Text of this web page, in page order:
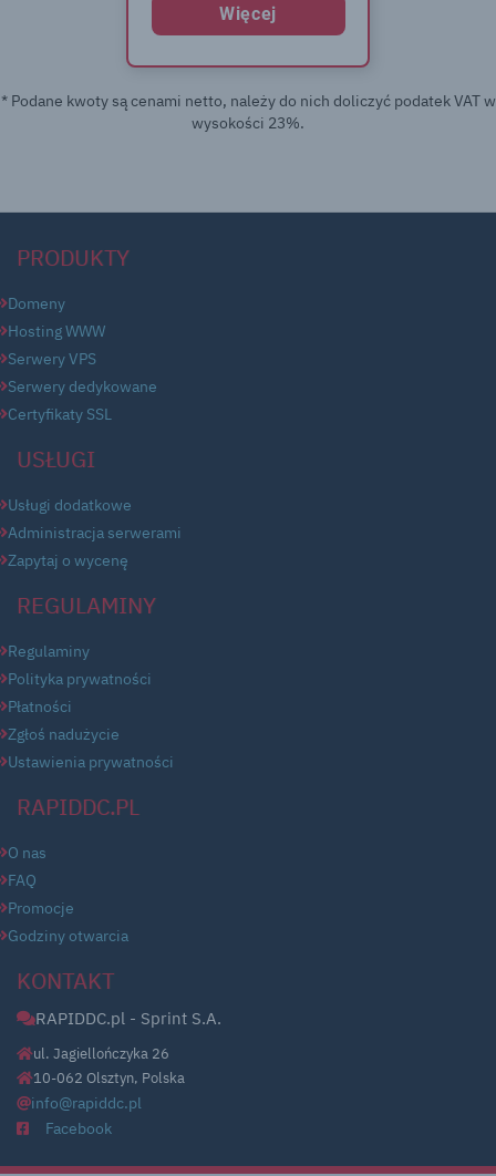
Więcej
* Podane kwoty są cenami netto, należy do nich doliczyć podatek VAT w
wysokości 23%.
PRODUKTY
Domeny
Hosting WWW
Serwery VPS
Serwery dedykowane
Certyfikaty SSL
USŁUGI
Usługi dodatkowe
Administracja serwerami
Zapytaj o wycenę
REGULAMINY
Regulaminy
Polityka prywatności
Płatności
Zgłoś nadużycie
Ustawienia prywatności
RAPIDDC.PL
O nas
FAQ
Promocje
Godziny otwarcia
KONTAKT
RAPIDDC.pl - Sprint S.A.
ul. Jagiellończyka 26
10-062 Olsztyn, Polska
info@rapiddc.pl
Facebook